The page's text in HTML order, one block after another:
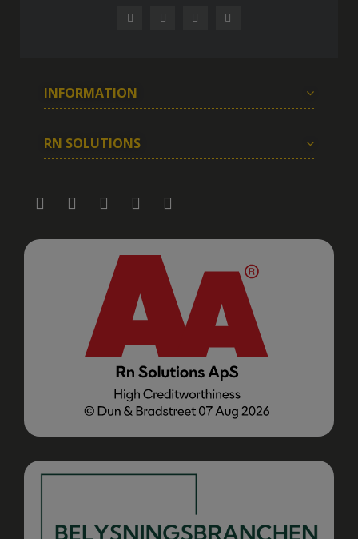
INFORMATION
RN SOLUTIONS